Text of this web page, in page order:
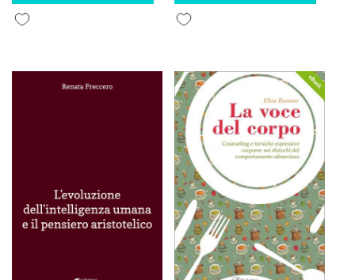
Aggiungi alla lista desideri Aggiungi alla lista desideri